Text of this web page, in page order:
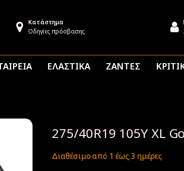
Κατάστημα
Οδηγίες πρόσβασης
ΕΛΑΣΤΙΚΑ ΖΑΝΤΕΣ
275/40R19 105Y XL
Διαθέσιμο από 1 έως 3 ημέρες